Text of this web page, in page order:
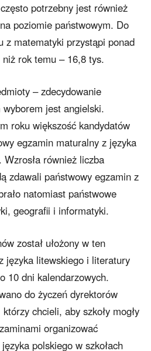
potrzebny jest również
poziomie państwowym. Do
z matematyki przystąpi ponad
rok temu – 16,8 tys.
– zdecydowanie
jest angielski.
roku większość kandydatów
egzamin maturalny z języka
również liczba
zdawali państwowy egzamin z
natomiast państwowe
geografii i informatyki.
został ułożony w ten
języka litewskiego i literatury
10 dni kalendarzowych.
do życzeń dyrektorów
chcieli, aby szkoły mogły
organizować
polskiego w szkołach